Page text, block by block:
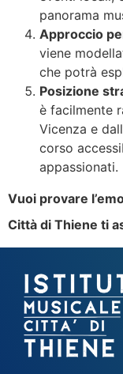
panorama
Approccio
viene
che potrà
Posizione
è facilmente
Vicenza e
corso
appassionati.
Vuoi provare
Città di Thiene ti